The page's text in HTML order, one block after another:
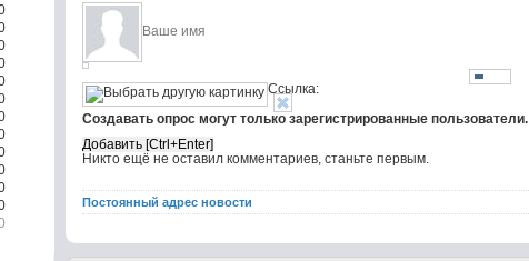
Ссылка:
Создавать опрос могут только зарегистрированные пользователи.
Никто ещё не оставил комментариев, станьте первым.
Постоянный адрес новости